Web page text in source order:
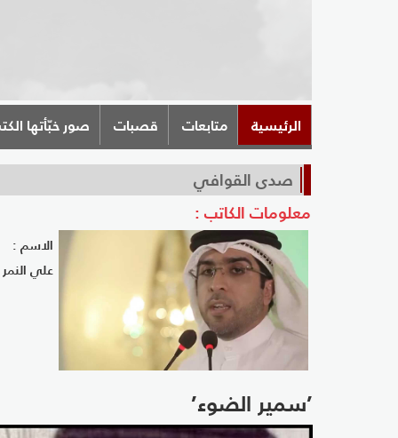
الرئيسية متابعات قصبات صور خبّأتها
صدى القوافي
معلومات الكاتب :
الاسم :
علي النمر
’سمير الضوء’